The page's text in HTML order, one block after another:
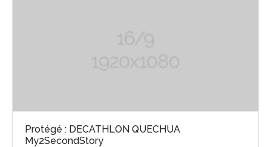
Protégé : DECATHLON QUECHUA
My2SecondStory